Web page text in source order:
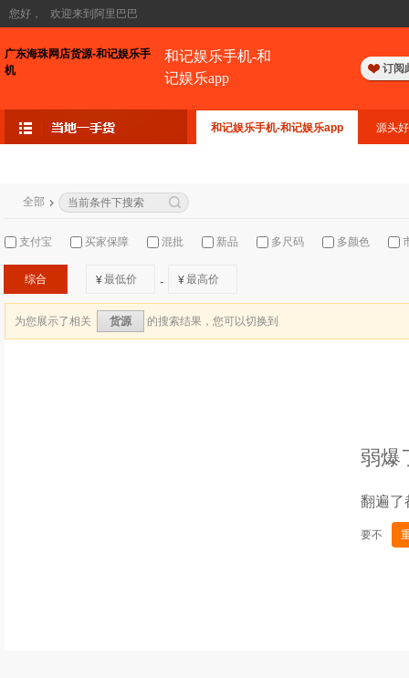
您好， 欢迎来到阿里巴巴
广东海珠网店货源-和记娱乐手
机
和记娱乐手机-和
记娱乐app
订阅
和记娱乐手机-和记娱乐app 源头
全部
支付宝 买家保障 混批 新品 多尺码 多颜色
综合 ¥ - ¥
为您展示了相关 货源 的搜索结果，您可以切换到
弱爆
翻遍了
要不